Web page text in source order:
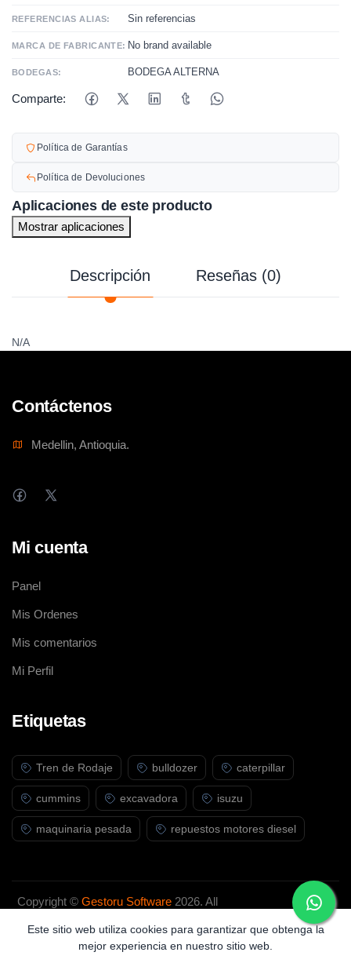
REFERENCIAS ALIAS: Sin referencias
MARCA DE FABRICANTE: No brand available
BODEGAS: BODEGA ALTERNA
Comparte:
Política de Garantías
Política de Devoluciones
Aplicaciones de este producto
Mostrar aplicaciones
Descripción Reseñas (0)
N/A
Contáctenos
Medellin, Antioquia.
Mi cuenta
Panel
Mis Ordenes
Mis comentarios
Mi Perfil
Etiquetas
Tren de Rodaje bulldozer caterpillar
cummins excavadora isuzu
maquinaria pesada repuestos motores diesel
Copyright ©Gestoru Software 2026. All
Este sitio web utiliza cookies para garantizar que obtenga la
mejor experiencia en nuestro sitio web.